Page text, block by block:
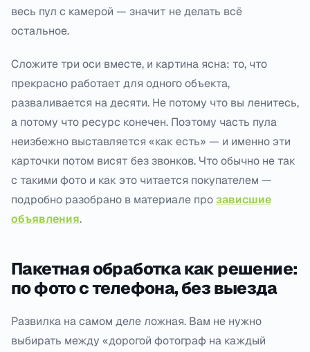
весь пул с камерой — значит не делать всё
остальное.
Сложите три оси вместе, и картина ясна: то, что
прекрасно работает для одного объекта,
разваливается на десяти. Не потому что вы ленитесь,
а потому что ресурс конечен. Поэтому часть пула
неизбежно выставляется «как есть» — и именно эти
карточки потом висят без звонков. Что обычно не так
с такими фото и как это читается покупателем —
подробно разобрано в материале прозависшие
объявления.
Пакетная обработка как решение:
по фото с телефона, без выезда
Развилка на самом деле ложная. Вам не нужно
выбирать между «дорогой фотограф на каждый